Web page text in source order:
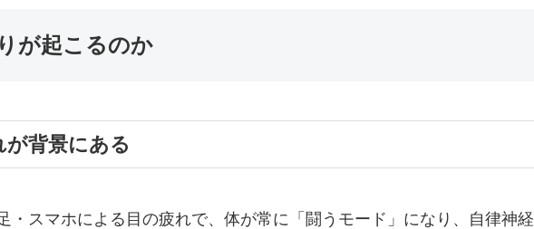
が起こるのか
背景にある
・スマホによる目の疲れで、体が常に「闘うモード」になり、自律神経